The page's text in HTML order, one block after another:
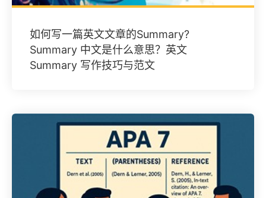
如何写一篇英文文章的Summary?
Summary 中文是什么意思？英文
Summary 写作技巧与范文